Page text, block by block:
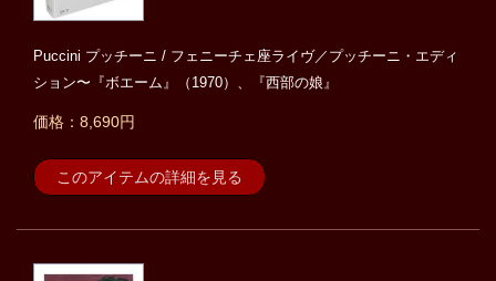
Puccini プッチーニ / フェニーチェ座ライヴ／プッチーニ・エディ
ション〜『ボエーム』（1970）、『西部の娘』
価格：8,690円
このアイテムの詳細を見る